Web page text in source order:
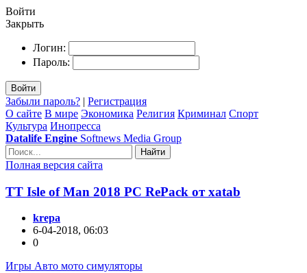
Войти
Закрыть
Логин:
Пароль:
Войти
Забыли пароль? | Регистрация
О сайте В мире Экономика Религия Криминал Спорт
Культура Инопресса
Datalife Engine Softnews Media Group
Найти
Полная версия сайта
TT Isle of Man 2018 PC RePack от xatab
krepa
6-04-2018, 06:03
0
Игры Авто мото симуляторы